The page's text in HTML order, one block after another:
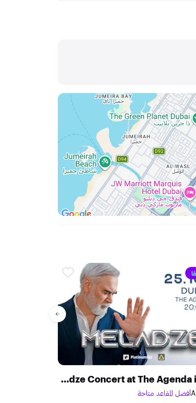
Valery Meladze Concert at The Agenda in Dubai
أفضل المقاعد متاحة